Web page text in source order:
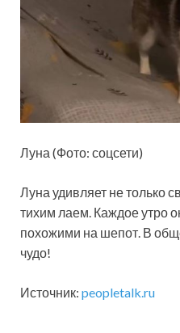
Луна (Фото: соцсети)
Луна удивляет не только
тихим лаем. Каждое утро
похожими на шепот. В
чудо!
Источник: peopletalk.ru